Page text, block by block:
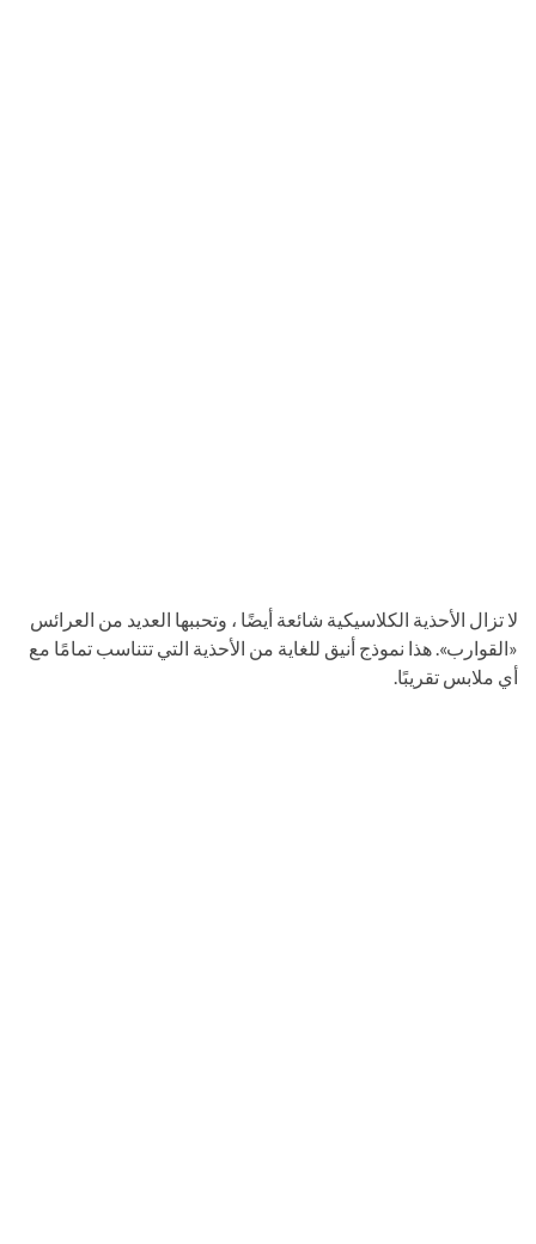
لا تزال الأحذية الكلاسيكية شائعة أيضًا ، وتحببها العديد من العرائس
«القوارب». هذا نموذج أنيق للغاية من الأحذية التي تتناسب تمامًا مع
أي ملابس تقريبًا.